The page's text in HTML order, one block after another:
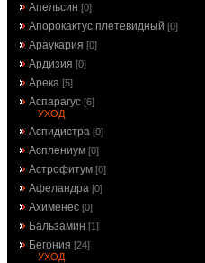
Апельсин [0]
Апорокактус плетевидный [0]
Араукария [0]
Ардизия [0]
Арека [5]
Аспарагус [6]
УХОД
Аспидистра [0]
Асплениум [0]
Астрофитум [0]
Афеландра [0]
Ахименес [0]
Бальзамин [1]
Бегония [24]
УХОД